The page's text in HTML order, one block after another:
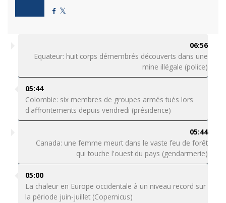
06:56
Equateur: huit corps démembrés découverts dans une
mine illégale (police)
05:44
Colombie: six membres de groupes armés tués lors
d'affrontements depuis vendredi (présidence)
05:44
Canada: une femme meurt dans le vaste feu de forêt
qui touche l'ouest du pays (gendarmerie)
05:00
La chaleur en Europe occidentale à un niveau record sur
la période juin-juillet (Copernicus)